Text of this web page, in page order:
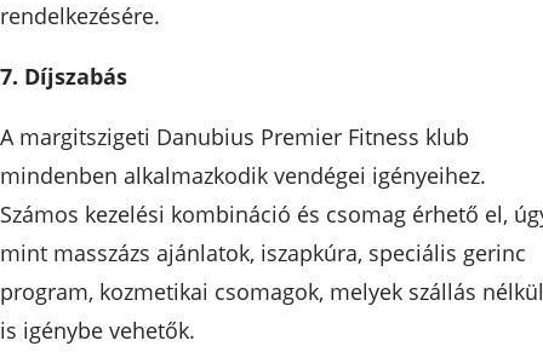
rendelkezésére.
7. Díjszabás
A margitszigeti Danubius Premier Fitness klub
mindenben alkalmazkodik vendégei igényeihez.
Számos kezelési kombináció és csomag érhető el,
mint masszázs ajánlatok, iszapkúra, speciális gerinc
program, kozmetikai csomagok, melyek szállás nélkül
is igénybe vehetők.